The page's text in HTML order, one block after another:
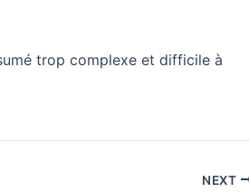
trop complexe et difficile à
NEXT